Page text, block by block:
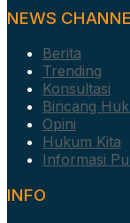
NEWS
Berita
Trending
Konsultasi
Bincang
Opini
Hukum Kita
Informasi
INFO